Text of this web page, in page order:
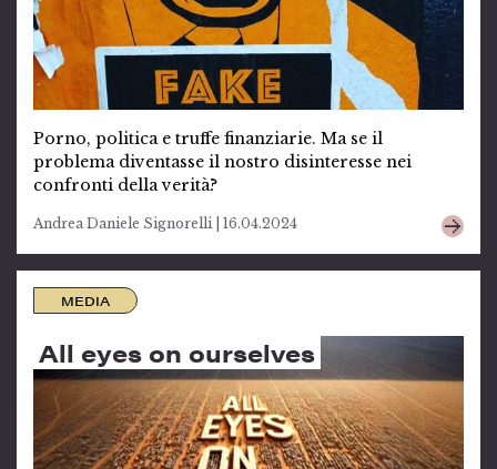
Porno, politica e truffe finanziarie. Ma se il
problema diventasse il nostro disinteresse nei
confronti della verità?
Andrea Daniele Signorelli | 16.04.2024
MEDIA
All eyes on ourselves